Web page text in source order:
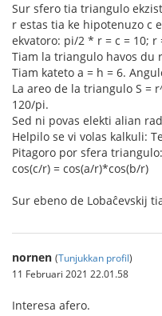
Sur sfero tia triangulo
r estas tia ke hipotenuzo c
ekvatoro: pi/2 * r = c = 10;
Tiam la triangulo havos du
Tiam kateto a = h = 6.
La areo de la triangulo S =
120/pi.
Sed ni povas elekti alian
Helpilo se vi volas kalkuli:
Pitagoro por sfera triangulo:
cos(c/r) = cos(a/r)*cos(b/r)
Sur ebeno de Lobaĉevskij
nornen (Tunjukkan profil)
11 Februari 2021 22.01.58
Interesa afero.